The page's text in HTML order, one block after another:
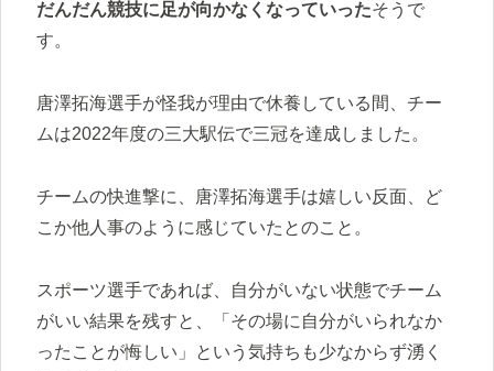
だんだん競技に足が向かなくなっていったそうで
す。
唐澤拓海選手が怪我が理由で休養している間、チー
ムは2022年度の三大駅伝で三冠を達成しました。
チームの快進撃に、唐澤拓海選手は嬉しい反面、ど
こか他人事のように感じていたとのこと。
スポーツ選手であれば、自分がいない状態でチーム
がいい結果を残すと、「その場に自分がいられなか
ったことが悔しい」という気持ちも少なからず湧く